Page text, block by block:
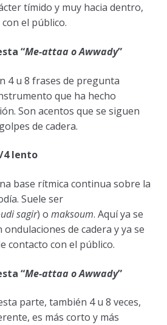
tímido y muy hacia dentro,
el público.
“Me-attaa o Awwady”
4 u 8 frases de pregunta
que ha hecho
Son acentos que se siguen
de cadera.
4 lento
base rítmica continua sobre la
Suele ser
sagir) o maksoum. Aquí ya se
de cadera y ya se
contacto con el público.
“Me-attaa o Awwady”
parte, también 4 u 8 veces,
es más corto y más